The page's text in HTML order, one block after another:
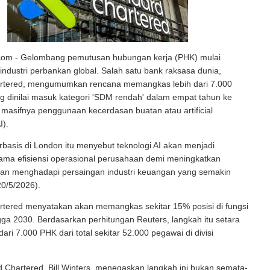
- Gelombang pemutusan hubungan kerja (PHK) mulai
perbankan global. Salah satu bank raksasa dunia,
mengumumkan rencana memangkas lebih dari 7.000
dinilai masuk kategori 'SDM rendah' dalam empat tahun ke
penggunaan kecerdasan buatan atau artificial
di London itu menyebut teknologi AI akan menjadi
efisiensi operasional perusahaan demi meningkatkan
menghadapi persaingan industri keuangan yang semakin
5/2026).
menyatakan akan memangkas sekitar 15% posisi di fungsi
2030. Berdasarkan perhitungan Reuters, langkah itu setara
7.000 PHK dari total sekitar 52.000 pegawai di divisi
Chartered, Bill Winters, menegaskan langkah ini bukan semata-